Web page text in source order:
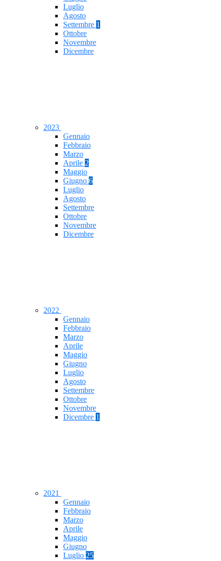
Luglio
Agosto
Settembre 1
Ottobre
Novembre
Dicembre
2023
Gennaio
Febbraio
Marzo
Aprile 2
Maggio
Giugno 6
Luglio
Agosto
Settembre
Ottobre
Novembre
Dicembre
2022
Gennaio
Febbraio
Marzo
Aprile
Maggio
Giugno
Luglio
Agosto
Settembre
Ottobre
Novembre
Dicembre 1
2021
Gennaio
Febbraio
Marzo
Aprile
Maggio
Giugno
Luglio 25